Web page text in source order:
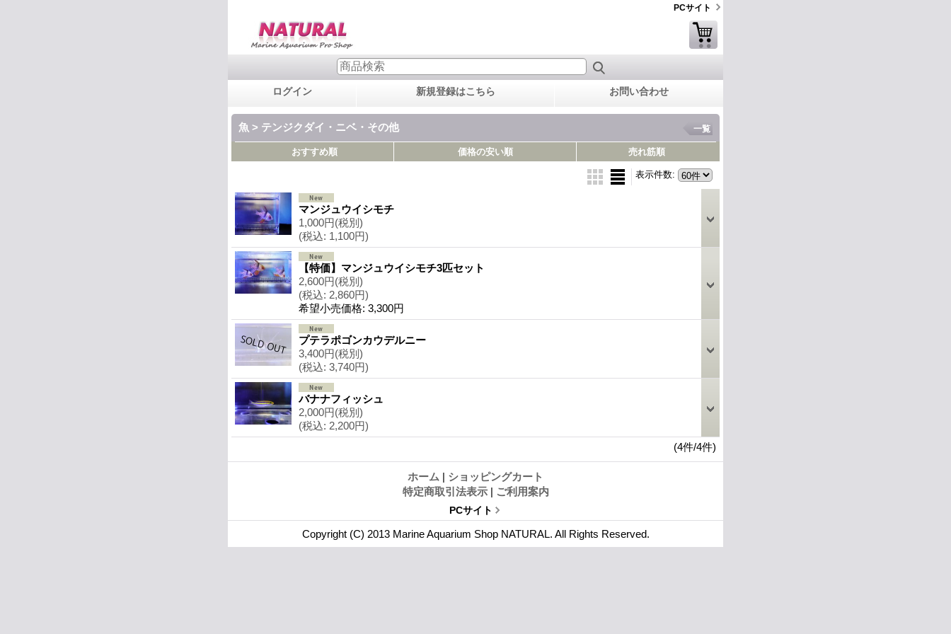
PCサイト
ログイン 新規登録はこちら お問い合わせ
魚 > テンジクダイ・ニベ・その他 一覧
おすすめ順 価格の安い順 売れ筋順
表示件数:
マンジュウイシモチ
1,000円(税別)
(税込: 1,100円)
【特価】マンジュウイシモチ3匹セット
2,600円(税別)
(税込: 2,860円)
希望小売価格: 3,300円
プテラポゴンカウデルニー
3,400円(税別)
(税込: 3,740円)
バナナフィッシュ
2,000円(税別)
(税込: 2,200円)
(4件/4件)
ホーム | ショッピングカート
特定商取引法表示 | ご利用案内
PCサイト
Copyright (C) 2013 Marine Aquarium Shop NATURAL. All Rights Reserved.